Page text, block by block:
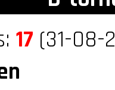
17 (31-08-